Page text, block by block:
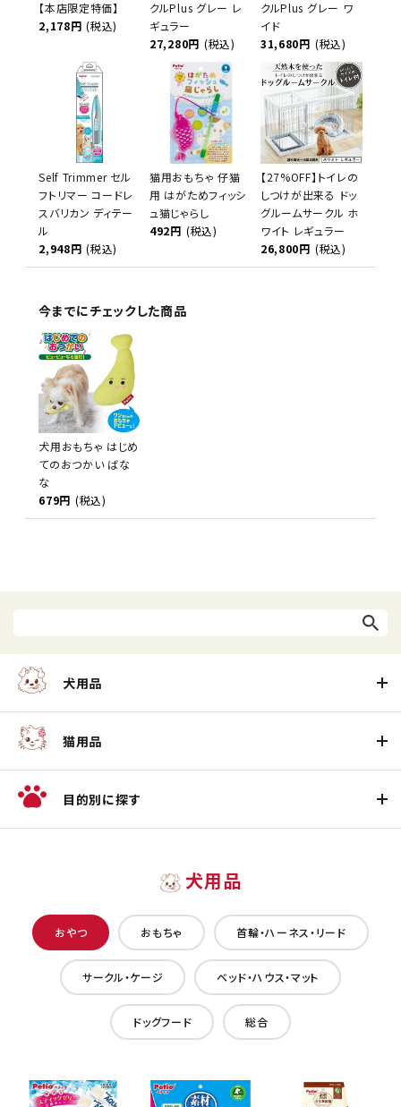
【本店限定特価】
2,178円 (税込)
クルPlus グレー レ
ギュラー
27,280円 (税込)
クルPlus グレー ワ
イド
31,680円 (税込)
Self Trimmer セル
フトリマー コードレ
スバリカン ディテー
ル
2,948円 (税込)
猫用おもちゃ 仔猫
用 はがためフィッシ
ュ猫じゃらし
492円 (税込)
【27%OFF】トイレの
しつけが出来る ドッ
グルームサークル ホ
ワイト レギュラー
26,800円 (税込)
今までにチェックした商品
犬用おもちゃ はじめ
てのおつかい ばな
な
679円 (税込)
犬用品
猫用品
目的別に探す
犬用品
おやつ おもちゃ 首輪・ハーネス・リード
サークル・ケージ ベッド・ハウス・マット
ドッグフード 総合